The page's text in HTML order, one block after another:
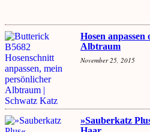
Hosen
Albtraum
November 25, 2015
»Sauberkatz